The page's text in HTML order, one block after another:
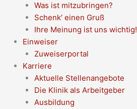
Was ist mitzubringen?
Schenk‘ einen Gruß
Ihre Meinung ist uns wichtig!
Einweiser
Zuweiserportal
Karriere
Aktuelle Stellenangebote
Die Klinik als Arbeitgeber
Ausbildung